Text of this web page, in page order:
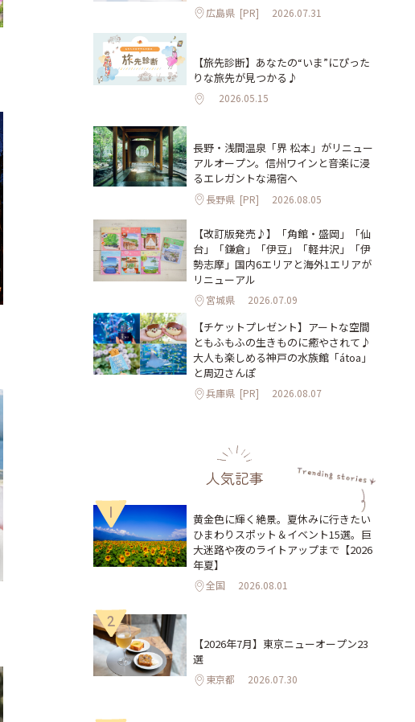
広島県 [PR] 2026.07.31
【旅先診断】あなたの“いま”にぴった
りな旅先が見つかる♪
2026.05.15
長野・浅間温泉「界 松本」がリニュー
アルオープン。信州ワインと音楽に浸
るエレガントな湯宿へ
長野県 [PR] 2026.08.05
【改訂版発売♪】「角館・盛岡」「仙
台」「鎌倉」「伊豆」「軽井沢」「伊
勢志摩」国内6エリアと海外1エリアが
リニューアル
宮城県 2026.07.09
【チケットプレゼント】アートな空間
ともふもふの生きものに癒やされて♪
大人も楽しめる神戸の水族館「átoa」
と周辺さんぽ
兵庫県 [PR] 2026.08.07
人気記事
1
黄金色に輝く絶景。夏休みに行きたい
ひまわりスポット＆イベント15選。巨
大迷路や夜のライトアップまで【2026
年夏】
全国 2026.08.01
2
【2026年7月】東京ニューオープン23
選
東京都 2026.07.30